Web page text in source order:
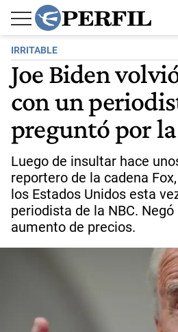
IRRITABLE
Joe Biden
con un
preguntó por
Luego de insultar hace
reportero de la cadena
los Estados Unidos esta
periodista de la NBC.
aumento de precios.